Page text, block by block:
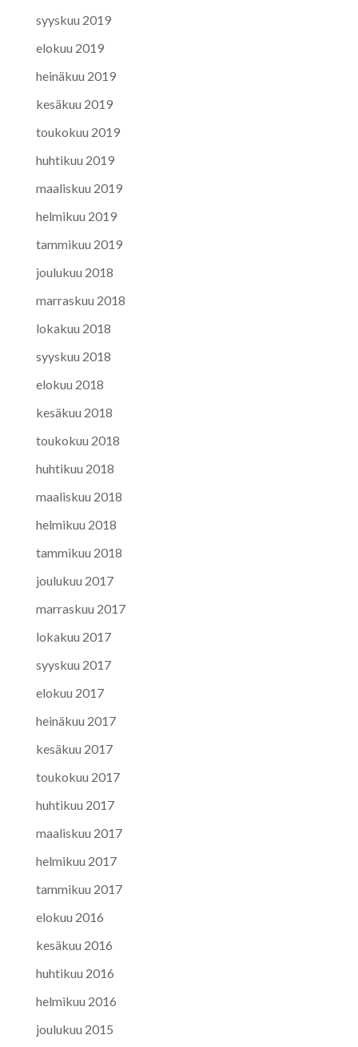
syyskuu 2019
elokuu 2019
heinäkuu 2019
kesäkuu 2019
toukokuu 2019
huhtikuu 2019
maaliskuu 2019
helmikuu 2019
tammikuu 2019
joulukuu 2018
marraskuu 2018
lokakuu 2018
syyskuu 2018
elokuu 2018
kesäkuu 2018
toukokuu 2018
huhtikuu 2018
maaliskuu 2018
helmikuu 2018
tammikuu 2018
joulukuu 2017
marraskuu 2017
lokakuu 2017
syyskuu 2017
elokuu 2017
heinäkuu 2017
kesäkuu 2017
toukokuu 2017
huhtikuu 2017
maaliskuu 2017
helmikuu 2017
tammikuu 2017
elokuu 2016
kesäkuu 2016
huhtikuu 2016
helmikuu 2016
joulukuu 2015